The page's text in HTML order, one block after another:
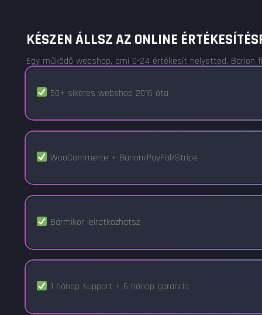
KÉSZEN ÁLLSZ AZ ONLINE
Egy működő webshop, ami 0-24 értékesít helyetted. Barion
50+ sikeres webshop 2016 óta
WooCommerce + Barion/PayPal/Stripe
Bármikor leiratkozhatsz
1 hónap support + 6 hónap garancia